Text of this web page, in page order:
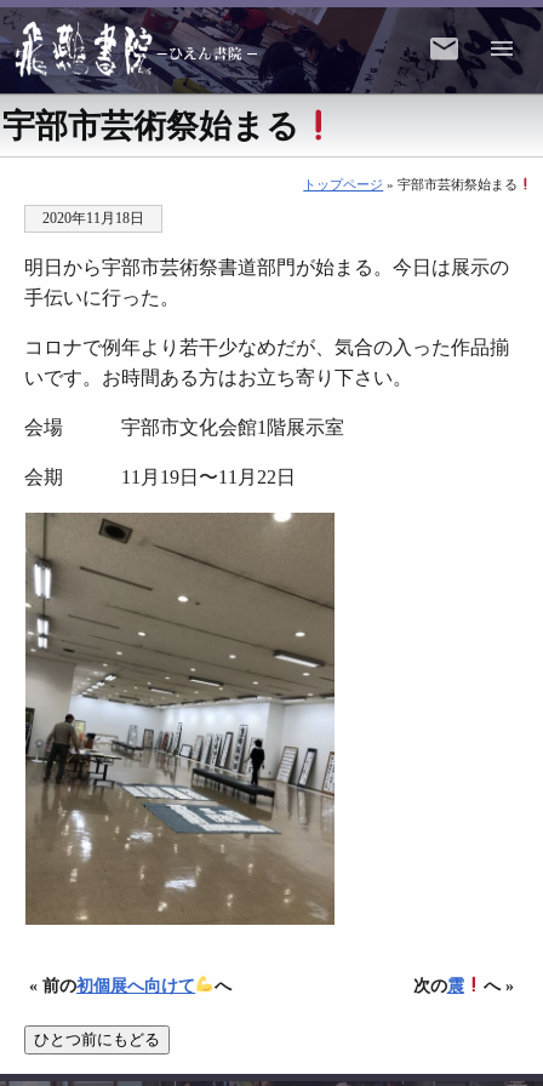
宇部市芸術祭始まる
トップページ » 宇部市芸術祭始まる
2020年11月18日
明日から宇部市芸術祭書道部門が始まる。今日は展示の
手伝いに行った。
コロナで例年より若干少なめだが、気合の入った作品揃
いです。お時間ある方はお立ち寄り下さい。
会場 宇部市文化会館1階展示室
会期 11月19日〜11月22日
« 前の初個展へ向けて へ 次の震 へ »